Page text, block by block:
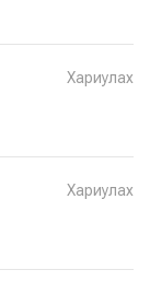
Хариулах
Хариулах